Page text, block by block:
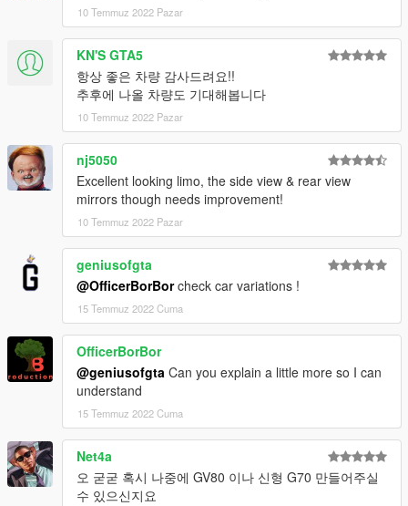
10 Temmuz 2022 Pazar
KN'S GTA5
항상 좋은 차량 감사드려요!!
추후에 나올 차량도 기대해봅니다
10 Temmuz 2022 Pazar
nj5050
Excellent looking limo, the side view & rear view
mirrors though needs improvement!
10 Temmuz 2022 Pazar
geniusofgta
@OfficerBorBorcheck car variations !
15 Temmuz 2022 Cuma
OfficerBorBor
@geniusofgta Can you explain a little more so I can
understand
15 Temmuz 2022 Cuma
Net4a
오 굳굳 혹시 나중에 GV80 이나 신형 G70 만들어주실
수 있으신지요